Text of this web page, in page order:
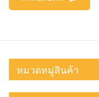
หมวดหมู่สินค้า